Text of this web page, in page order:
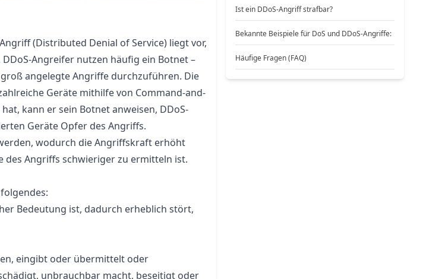
(Distributed Denial of Service) liegt vor,
Angreifer nutzen häufig ein Botnet –
angelegte Angriffe durchzuführen. Die
Geräte mithilfe von Command-and-
kann er sein Botnet anweisen, DDoS-
Geräte Opfer des Angriffs.
wodurch die Angriffskraft erhöht
des Angriffs schwieriger zu ermitteln ist.
Bedeutung ist, dadurch erheblich stört,
eingibt oder übermittelt oder
unbrauchbar macht, beseitigt oder
Ist ein DDoS-Angriff strafbar?
Bekannte Beispiele für DoS und DDoS-Angriffe:
Häufige Fragen (FAQ)